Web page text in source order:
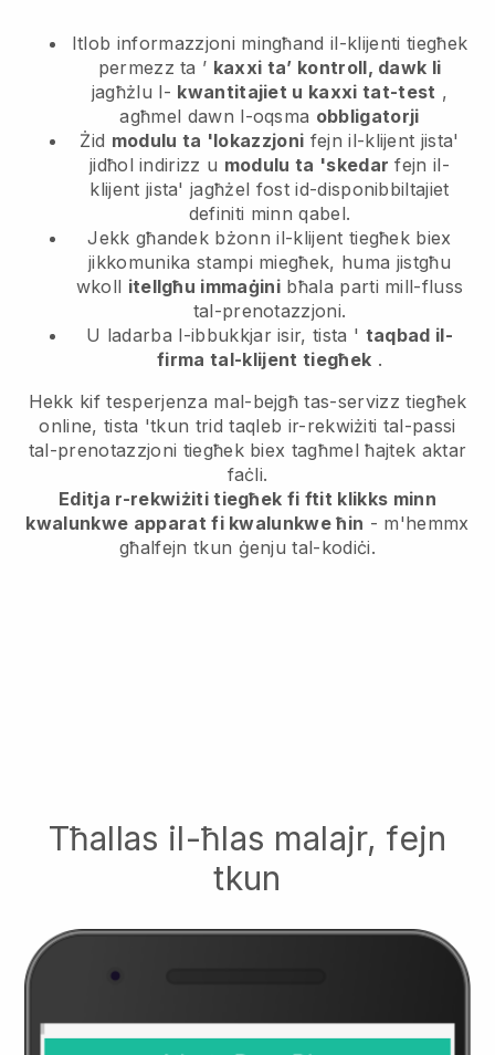
Itlob informazzjoni mingħand il-klijenti tiegħek
permezz ta ’ kaxxi ta’ kontroll, dawk li
jagħżlu l- kwantitajiet u kaxxi tat-test ,
agħmel dawn l-oqsma obbligatorji
Żid modulu ta 'lokazzjoni fejn il-klijent jista'
jidħol indirizz u modulu ta 'skedar fejn il-
klijent jista' jagħżel fost id-disponibbiltajiet
definiti minn qabel.
Jekk għandek bżonn il-klijent tiegħek biex
jikkomunika stampi miegħek, huma jistgħu
wkoll itellgħu immaġini bħala parti mill-fluss
tal-prenotazzjoni.
U ladarba l-ibbukkjar isir, tista ' taqbad il-
firma tal-klijent tiegħek .
Hekk kif tesperjenza mal-bejgħ tas-servizz tiegħek
online, tista 'tkun trid taqleb ir-rekwiżiti tal-passi
tal-prenotazzjoni tiegħek biex tagħmel ħajtek aktar
faċli.
Editja r-rekwiżiti tiegħek fi ftit klikks minn
kwalunkwe apparat fi kwalunkwe ħin - m'hemmx
għalfejn tkun ġenju tal-kodiċi.
Tħallas il-ħlas malajr, fejn
tkun